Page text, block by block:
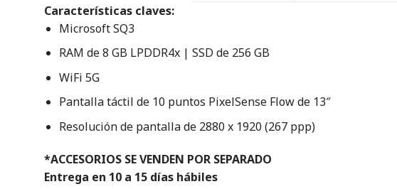
Características claves:
Microsoft SQ3
RAM de 8 GB LPDDR4x | SSD de 256 GB
WiFi 5G
Pantalla táctil de 10 puntos PixelSense Flow de 13″
Resolución de pantalla de 2880 x 1920 (267 ppp)
*ACCESORIOS SE VENDEN POR SEPARADO
Entrega en 10 a 15 días hábiles